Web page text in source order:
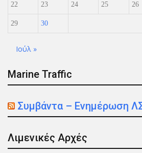
22 23 24 25 26
29 30
Ιούλ »
Marine Traffic
Συμβάντα – Ενημέρωση
Λιμενικές Αρχές